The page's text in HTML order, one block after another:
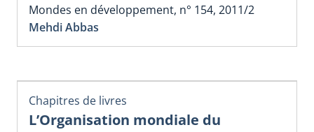
Mondes en développement, n° 154, 2011/2
Mehdi Abbas
Chapitres de livres
L’Organisation mondiale du